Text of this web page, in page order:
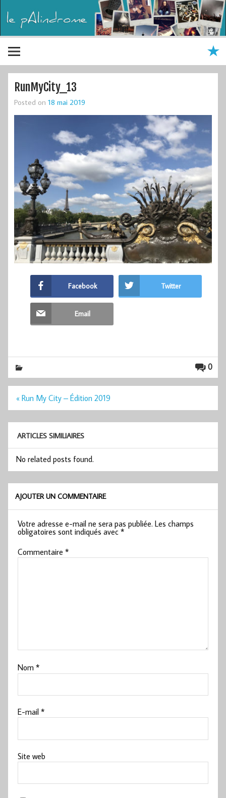
RunMyCity_13
Posted on 18 mai 2019
Facebook Twitter
Email
0
Navigation
« Run My City – Édition 2019
ARTICLES SIMILIAIRES
No related posts found.
AJOUTER UN COMMENTAIRE
Votre adresse e-mail ne sera pas publiée. Les champs
obligatoires sont indiqués avec*
Commentaire*
Nom*
E-mail*
Site web